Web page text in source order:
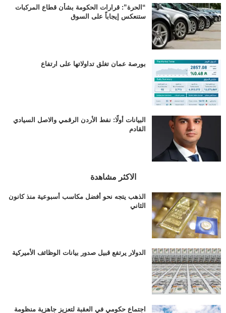
“الحرة”: قرارات الحكومة بشأن قطاع المركبات
ستنعكس إيجاباً على السوق
بورصة عمان تغلق تداولاتها على ارتفاع
البيانات أولًا: نفط الأردن الرقمي والاصل السيادي
القادم
الاكثر مشاهدة
الذهب يتجه نحو أفضل مكاسب أسبوعية منذ كانون
الثاني
الدولار يرتفع قبيل صدور بيانات الوظائف الأميركية
اجتماع حكومي في العقبة لتعزيز جاهزية منظومة